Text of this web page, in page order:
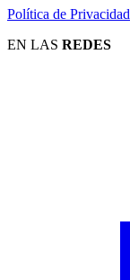
Política de Privacidad
EN LAS REDES